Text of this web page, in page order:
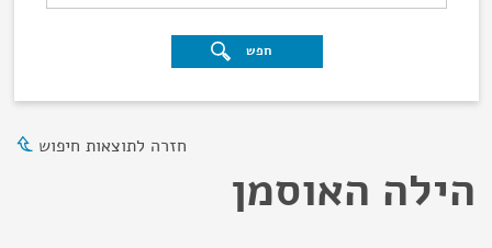
חפש
חזרה לתוצאות חיפוש
הילה האוסמן